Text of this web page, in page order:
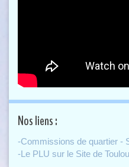
Nos liens :
-Commissions de quartier -
-Le PLU sur le Site de